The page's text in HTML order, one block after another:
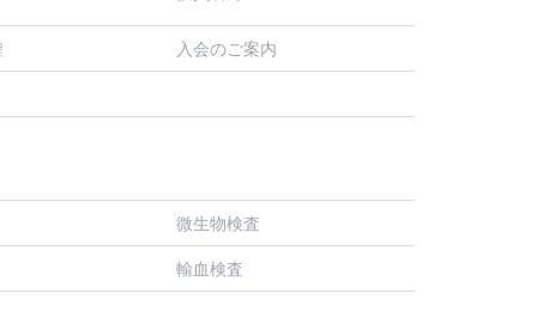
入会のご案内
微生物検査
輸血検査